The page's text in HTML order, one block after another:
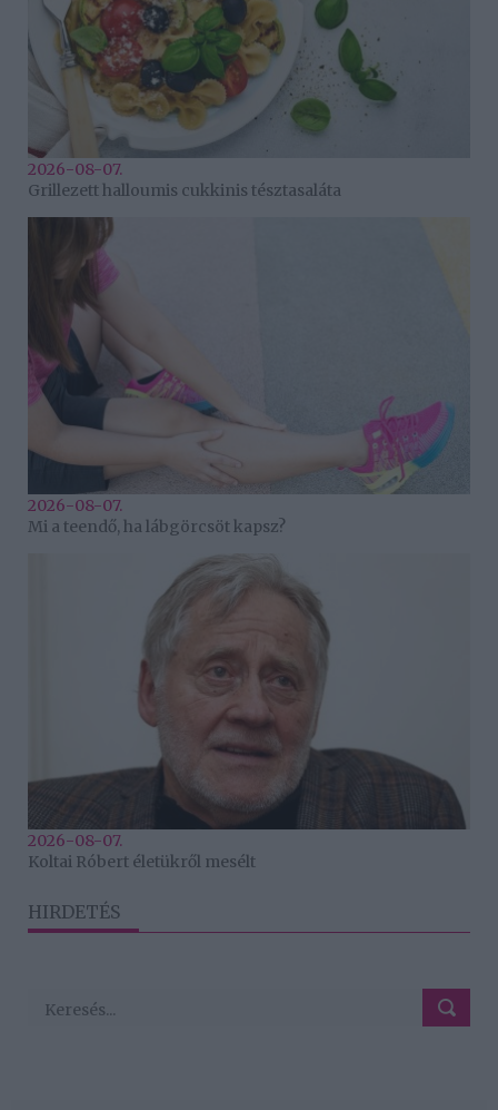
2026-08-07.
Grillezett halloumis cukkinis tésztasaláta
2026-08-07.
Mi a teendő, ha lábgörcsöt kapsz?
2026-08-07.
Koltai Róbert életükről mesélt
HIRDETÉS